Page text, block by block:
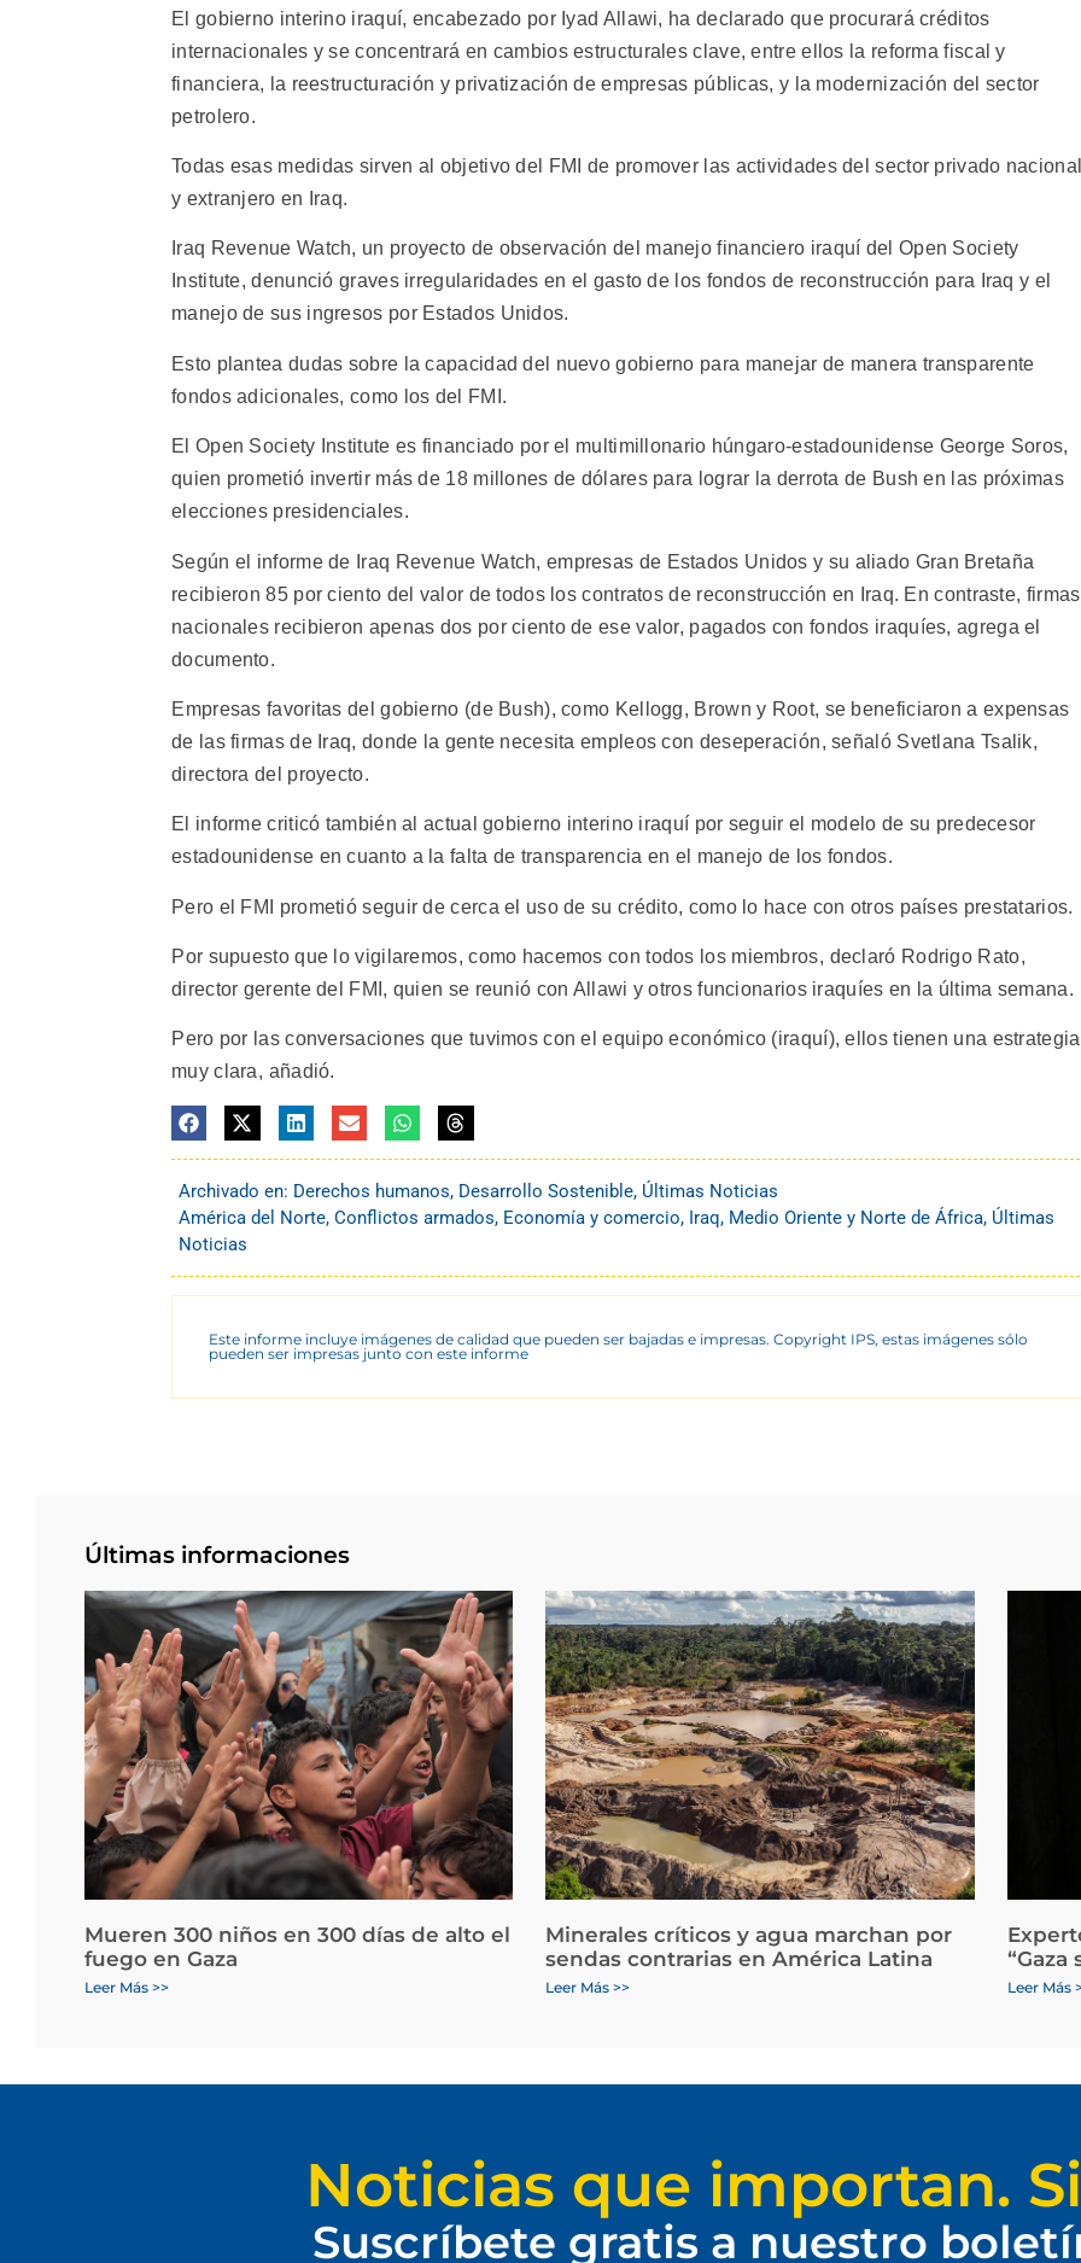
El gobierno interino iraquí, encabezado por Iyad Allawi, ha declarado que procurará créditos
internacionales y se concentrará en cambios estructurales clave, entre ellos la reforma fiscal y
financiera, la reestructuración y privatización de empresas públicas, y la modernización del sector
petrolero.
Todas esas medidas sirven al objetivo del FMI de promover las actividades del sector privado
y extranjero en Iraq.
Iraq Revenue Watch, un proyecto de observación del manejo financiero iraquí del Open Society
Institute, denunció graves irregularidades en el gasto de los fondos de reconstrucción para Iraq y el
manejo de sus ingresos por Estados Unidos.
Esto plantea dudas sobre la capacidad del nuevo gobierno para manejar de manera transparente
fondos adicionales, como los del FMI.
El Open Society Institute es financiado por el multimillonario húngaro-estadounidense George Soros,
quien prometió invertir más de 18 millones de dólares para lograr la derrota de Bush en las próximas
elecciones presidenciales.
Según el informe de Iraq Revenue Watch, empresas de Estados Unidos y su aliado Gran Bretaña
recibieron 85 por ciento del valor de todos los contratos de reconstrucción en Iraq. En contraste, firmas
nacionales recibieron apenas dos por ciento de ese valor, pagados con fondos iraquíes, agrega el
documento.
Empresas favoritas del gobierno (de Bush), como Kellogg, Brown y Root, se beneficiaron a expensas
de las firmas de Iraq, donde la gente necesita empleos con deseperación, señaló Svetlana Tsalik,
directora del proyecto.
El informe criticó también al actual gobierno interino iraquí por seguir el modelo de su predecesor
estadounidense en cuanto a la falta de transparencia en el manejo de los fondos.
Pero el FMI prometió seguir de cerca el uso de su crédito, como lo hace con otros países prestatarios.
Por supuesto que lo vigilaremos, como hacemos con todos los miembros, declaró Rodrigo Rato,
director gerente del FMI, quien se reunió con Allawi y otros funcionarios iraquíes en la última semana.
Pero por las conversaciones que tuvimos con el equipo económico (iraquí), ellos tienen una estrategia
muy clara, añadió.
Archivado en: Derechos humanos, Desarrollo Sostenible, Últimas Noticias
América del Norte, Conflictos armados, Economía y comercio, Iraq, Medio Oriente y Norte de África, Últimas
Noticias
Este informe incluye imágenes de calidad que pueden ser bajadas e impresas. Copyright IPS, estas imágenes sólo
pueden ser impresas junto con este informe
Últimas informaciones
Mueren 300 niños en 300 días de alto el
fuego en Gaza
Leer Más >>
Minerales críticos y agua marchan por
sendas contrarias en América Latina
Leer Más >>
“Gaza
Leer Más
Noticias que importan.
Suscríbete gratis a nuestro